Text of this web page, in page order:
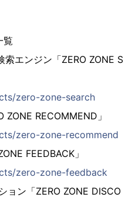
覧
索エンジン「ZERO ZONE S
zero-zone-search
ZONE RECOMMEND」
zero-zone-recommend
FEEDBACK」
zero-zone-feedback
ョン「ZERO ZONE DISCO